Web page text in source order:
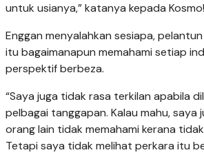
untuk usianya,” katanya kepada
Enggan menyalahkan sesiapa,
itu bagaimanapun memahami setiap
perspektif berbeza.
“Saya juga tidak rasa terkilan apabila
pelbagai tanggapan. Kalau mahu, saya
orang lain tidak memahami kerana
Tetapi saya tidak melihat perkara itu